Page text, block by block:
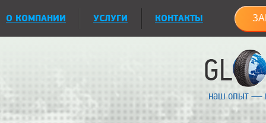
О КОМПАНИИ УСЛУГИ КОНТАКТЫ
наш опыт —